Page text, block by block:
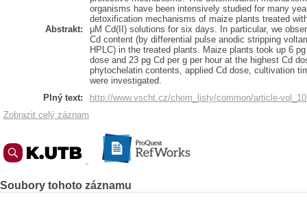
Abstrakt:
organisms have been intensively studied for many
detoxification mechanisms of maize plants treated
μM Cd(II) solutions for six days. In particular, we
Cd content (by differential pulse anodic stripping
HPLC) in the treated plants. Maize plants took up 6
dose and 23 pg Cd per g per hour at the highest Cd
phytochelatin contents, applied Cd dose, cultivation
were investigated.
Plný text:
http://www.vscht.cz/chem_listy/common/article-
Zobrazit celý záznam
Soubory tohoto záznamu